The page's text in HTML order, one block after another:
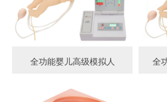
全功能婴儿高级模拟人 全